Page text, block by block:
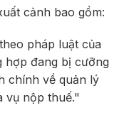
cảnh bao gồm:
pháp luật của
hợp đang bị cưỡng
chính về quản lý
vụ nộp thuế."